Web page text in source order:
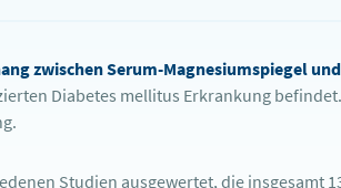
zwischen Serum-Magnesiumspiegel
Diabetes mellitus Erkrankung
Studien ausgewertet, die